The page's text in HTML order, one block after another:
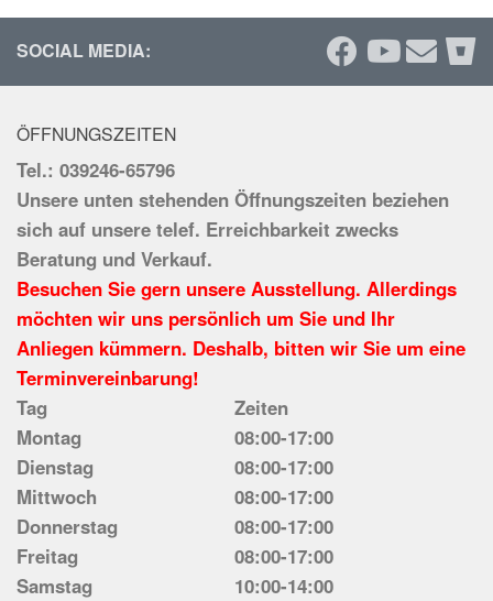
SOCIAL MEDIA:
ÖFFNUNGSZEITEN
Tel.: 039246-65796
Unsere unten stehenden Öffnungszeiten beziehen
sich auf unsere telef. Erreichbarkeit zwecks
Beratung und Verkauf.
Besuchen Sie gern unsere Ausstellung. Allerdings
möchten wir uns persönlich um Sie und Ihr
Anliegen kümmern. Deshalb, bitten wir Sie um eine
Terminvereinbarung!
Tag
Zeiten
Montag
08:00-17:00
Dienstag
08:00-17:00
Mittwoch
08:00-17:00
Donnerstag
08:00-17:00
Freitag
08:00-17:00
Samstag
10:00-14:00